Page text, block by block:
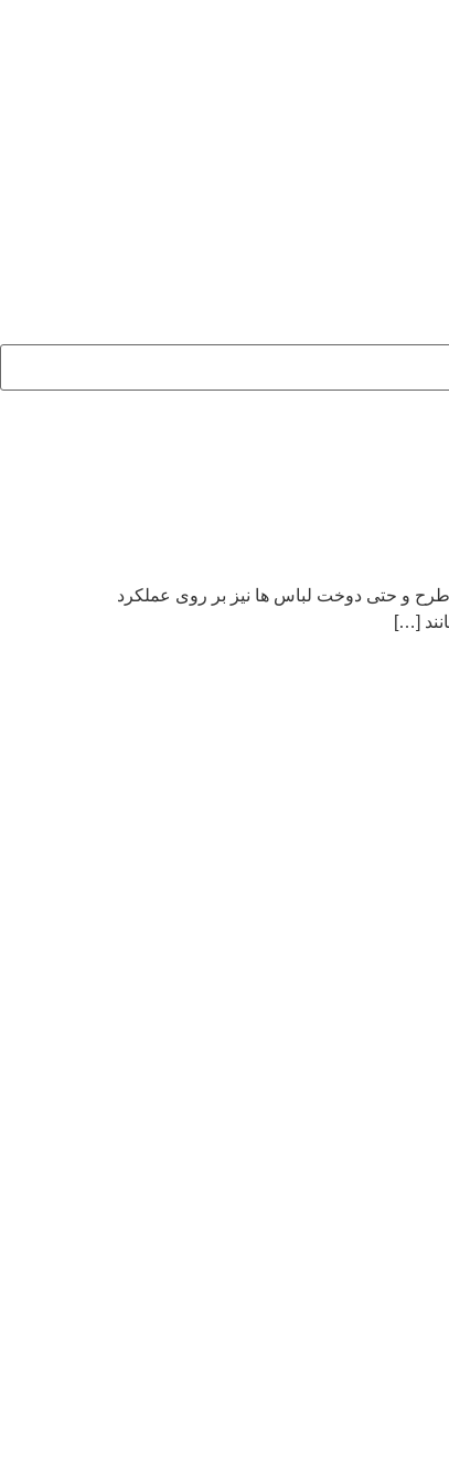
طرح و حتی دوخت لباس ها نیز بر روی عملکرد
[…]